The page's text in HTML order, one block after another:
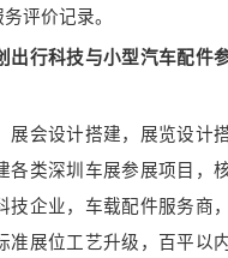
评价记录。
出行科技与小型汽车配件
展会设计搭建，展览设计
各类深圳车展参展项目，
技企业，车载配件服务商
准展位工艺升级，百平以